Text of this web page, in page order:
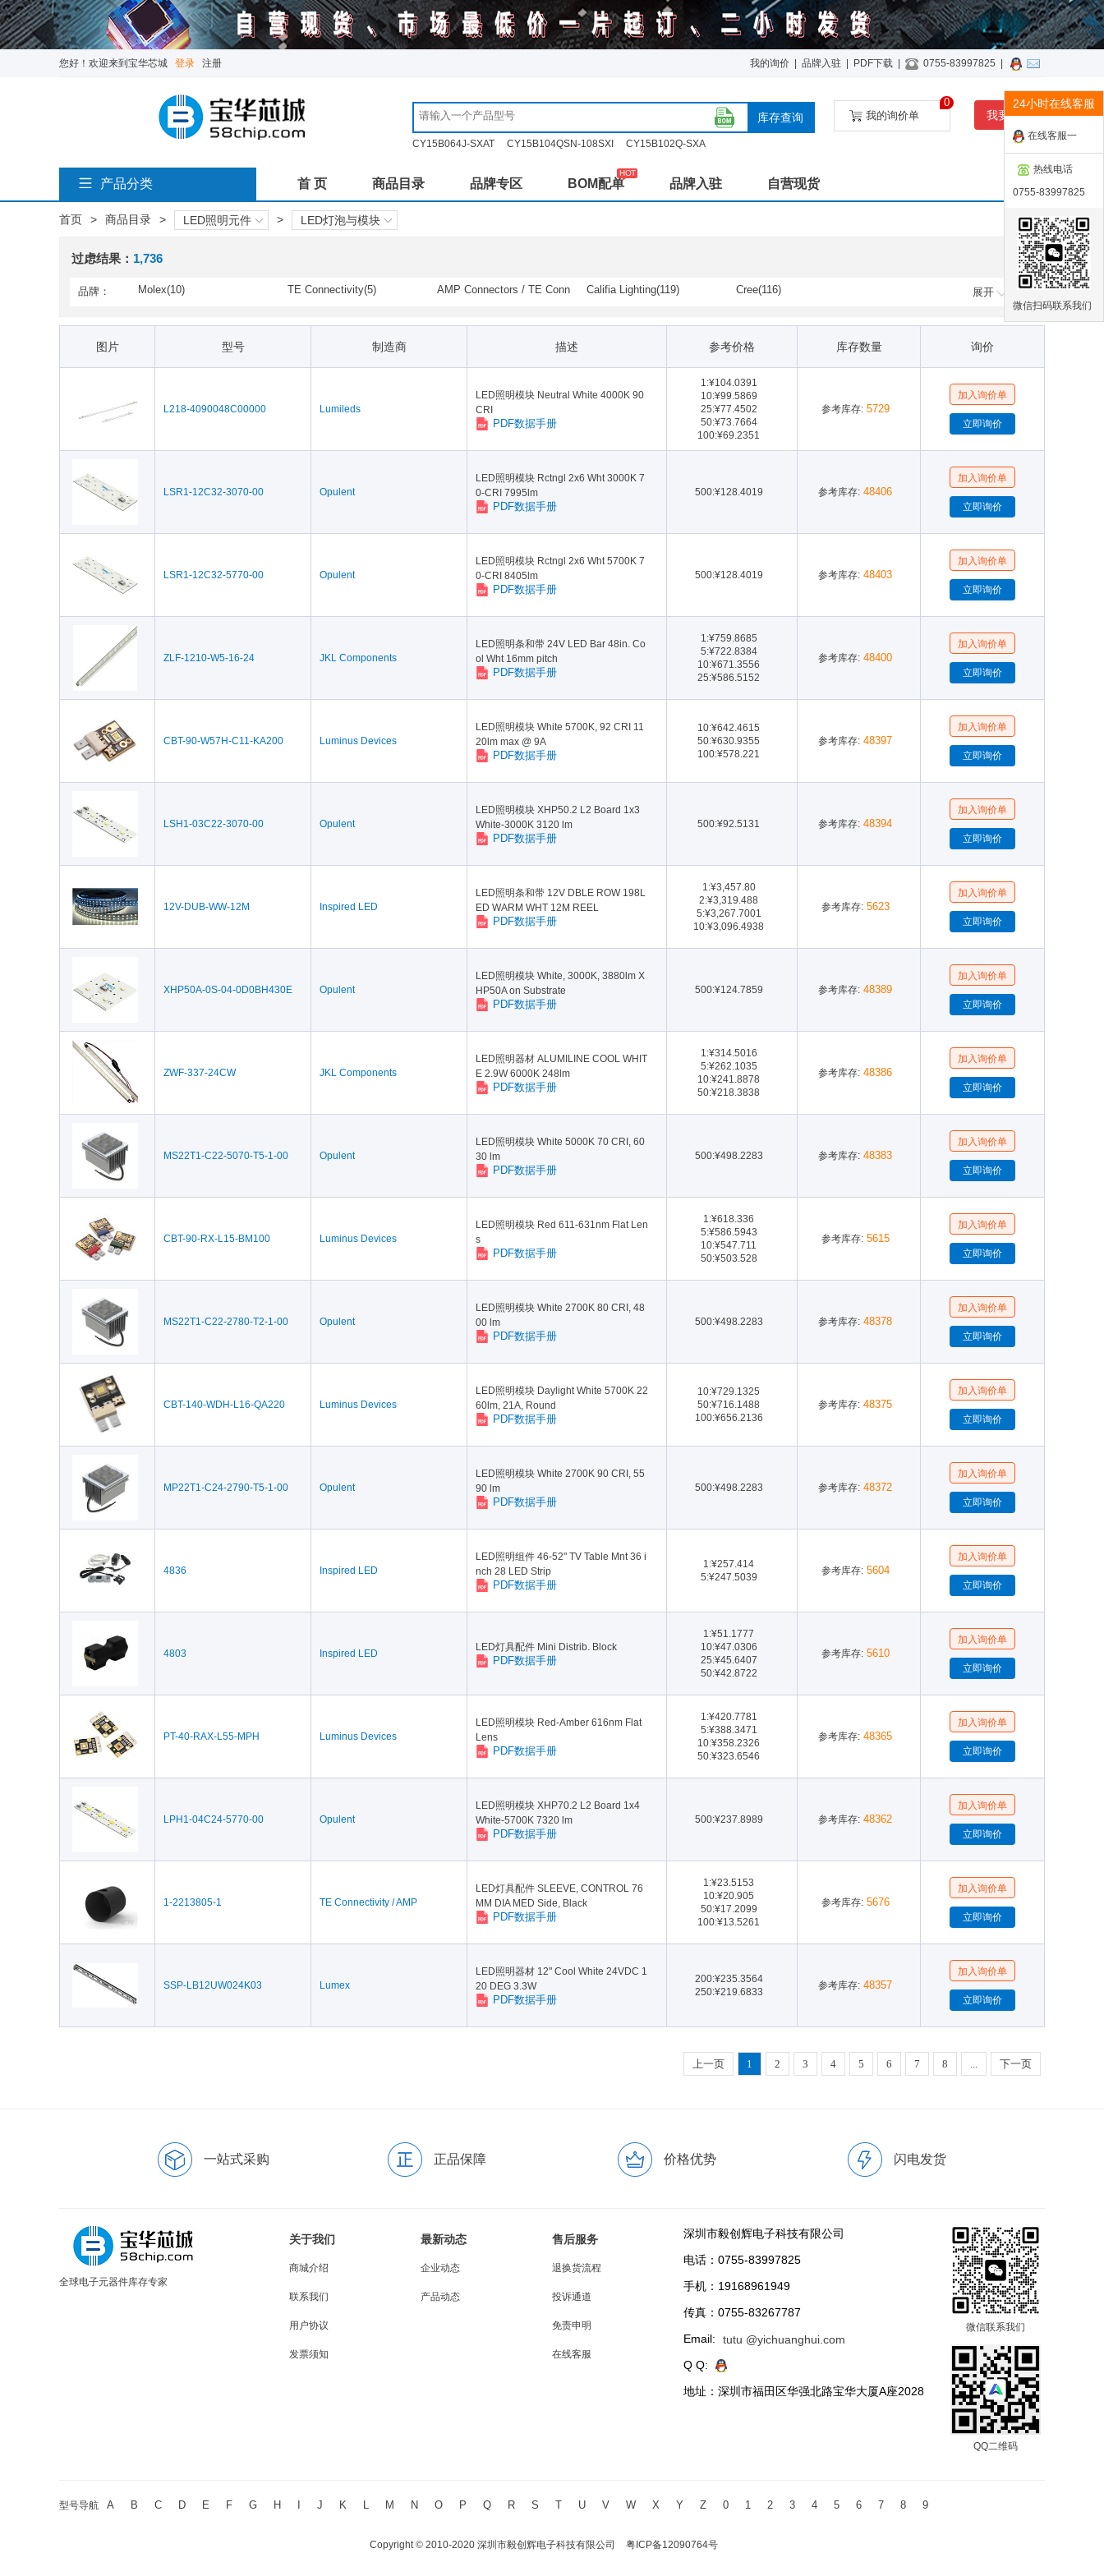
您好！欢迎来到宝华芯城 登录 注册 我的询价 品牌入驻 PDF下载 0755-83997825
库存查询
CY15B064J-SXAT CY15B104QSN-108SXI CY15B102Q-SXA
我的询价单
0
我要询价
产品分类 首 页 商品目录 品牌专区 BOM配单 品牌入驻 自营现货
首页 > 商品目录 > LED照明元件 > LED灯泡与模块
过虑结果： 1,736
品牌： Molex(10) TE Connectivity(5)
AMP Connectors / TE Conn
Califia Lighting(119)
Cree(116)
Phoenix Contact(38)
Plessey Semiconductors(8)
Schneider Electric(121) Seoul Semiconductor(2)
TE Connectivity Potter & Br
展开
图片 型号 制造商 描述 参考价格 库存数量 询价
L218-4090048C00000 Lumileds
LED照明模块 Neutral White 4000K 90
CRI
PDF数据手册
1:¥104.0391
10:¥99.5869
25:¥77.4502
50:¥73.7664
100:¥69.2351
参考库存: 5729
LSR1-12C32-3070-00 Opulent
LED照明模块 Rctngl 2x6 Wht 3000K 7
0-CRI 7995lm
PDF数据手册
500:¥128.4019 参考库存: 48406
LSR1-12C32-5770-00 Opulent
LED照明模块 Rctngl 2x6 Wht 5700K 7
0-CRI 8405lm
PDF数据手册
500:¥128.4019 参考库存: 48403
ZLF-1210-W5-16-24 JKL Components
LED照明条和带 24V LED Bar 48in. Co
ol Wht 16mm pitch
PDF数据手册
1:¥759.8685
5:¥722.8384
10:¥671.3556
25:¥586.5152
参考库存: 48400
CBT-90-W57H-C11-KA200 Luminus Devices
LED照明模块 White 5700K, 92 CRI 11
20lm max @ 9A
PDF数据手册
10:¥642.4615
50:¥630.9355
100:¥578.221
参考库存: 48397
LSH1-03C22-3070-00 Opulent
LED照明模块 XHP50.2 L2 Board 1x3
White-3000K 3120 lm
PDF数据手册
500:¥92.5131 参考库存: 48394
12V-DUB-WW-12M Inspired LED
LED照明条和带 12V DBLE ROW 198L
ED WARM WHT 12M REEL
PDF数据手册
1:¥3,457.80
2:¥3,319.488
5:¥3,267.7001
10:¥3,096.4938
参考库存: 5623
XHP50A-0S-04-0D0BH430E Opulent
LED照明模块 White, 3000K, 3880lm X
HP50A on Substrate
PDF数据手册
500:¥124.7859 参考库存: 48389
ZWF-337-24CW JKL Components
LED照明器材 ALUMILINE COOL WHIT
E 2.9W 6000K 248lm
PDF数据手册
1:¥314.5016
5:¥262.1035
10:¥241.8878
50:¥218.3838
参考库存: 48386
MS22T1-C22-5070-T5-1-00 Opulent
LED照明模块 White 5000K 70 CRI, 60
30 lm
PDF数据手册
500:¥498.2283 参考库存: 48383
CBT-90-RX-L15-BM100 Luminus Devices
LED照明模块 Red 611-631nm Flat Len
s
PDF数据手册
1:¥618.336
5:¥586.5943
10:¥547.711
50:¥503.528
参考库存: 5615
MS22T1-C22-2780-T2-1-00 Opulent
LED照明模块 White 2700K 80 CRI, 48
00 lm
PDF数据手册
500:¥498.2283 参考库存: 48378
CBT-140-WDH-L16-QA220 Luminus Devices
LED照明模块 Daylight White 5700K 22
60lm, 21A, Round
PDF数据手册
10:¥729.1325
50:¥716.1488
100:¥656.2136
参考库存: 48375
MP22T1-C24-2790-T5-1-00 Opulent
LED照明模块 White 2700K 90 CRI, 55
90 lm
PDF数据手册
500:¥498.2283 参考库存: 48372
4836 Inspired LED
LED照明组件 46-52" TV Table Mnt 36 i
nch 28 LED Strip
PDF数据手册
1:¥257.414
5:¥247.5039
参考库存: 5604
4803 Inspired LED
LED灯具配件 Mini Distrib. Block
PDF数据手册
1:¥51.1777
10:¥47.0306
25:¥45.6407
50:¥42.8722
参考库存: 5610
PT-40-RAX-L55-MPH Luminus Devices
LED照明模块 Red-Amber 616nm Flat
Lens
PDF数据手册
1:¥420.7781
5:¥388.3471
10:¥358.2326
50:¥323.6546
参考库存: 48365
LPH1-04C24-5770-00 Opulent
LED照明模块 XHP70.2 L2 Board 1x4
White-5700K 7320 lm
PDF数据手册
500:¥237.8989 参考库存: 48362
1-2213805-1 TE Connectivity / AMP
LED灯具配件 SLEEVE, CONTROL 76
MM DIA MED Side, Black
PDF数据手册
1:¥23.5153
10:¥20.905
50:¥17.2099
100:¥13.5261
参考库存: 5676
SSP-LB12UW024K03 Lumex
LED照明器材 12" Cool White 24VDC 1
20 DEG 3.3W
PDF数据手册
200:¥235.3564
250:¥219.6833
参考库存: 48357
上一页 1 2 3 4 5 6 7 8 ... 下一页
一站式采购 正品保障 价格优势 闪电发货
全球电子元器件库存专家
关于我们
商城介绍
联系我们
用户协议
发票须知
最新动态
企业动态
产品动态
售后服务
退换货流程
投诉通道
免责申明
在线客服
深圳市毅创辉电子科技有限公司
电话：0755-83997825
手机：19168961949
传真：0755-83267787
Email:
tutu @yichuanghui.com
Q Q:
地址：深圳市福田区华强北路宝华大厦A座2028
微信联系我们
QQ二维码
型号导航 A B C D E F G H J K L M N O P Q R S T U V W X Y Z 0 1 2 3 4 5 6 7 8 9
Copyright © 2010-2020 深圳市毅创辉电子科技有限公司 粤ICP备12090764号
24小时在线客服
在线客服一
热线电话
0755-83997825
微信扫码联系我们